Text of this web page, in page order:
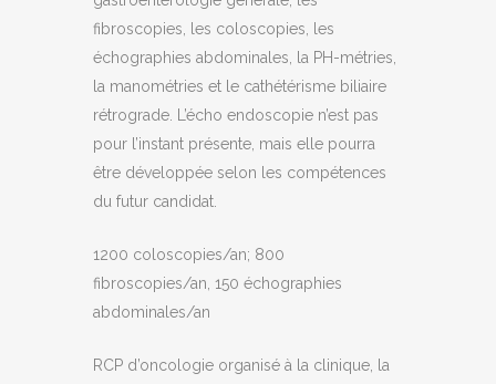
fibroscopies, les coloscopies, les
échographies abdominales, la PH-métries,
la manométries et le cathétérisme biliaire
rétrograde. L’écho endoscopie n’est pas
pour l’instant présente, mais elle pourra
être développée selon les compétences
du futur candidat.
1200 coloscopies/an; 800
fibroscopies/an, 150 échographies
abdominales/an
RCP d’oncologie organisé à la clinique, la